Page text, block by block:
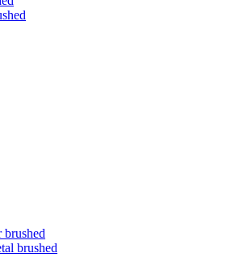
brushed